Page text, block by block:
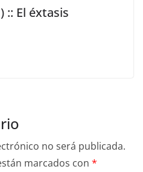
:: El éxtasis
no será publicada.
marcados con *